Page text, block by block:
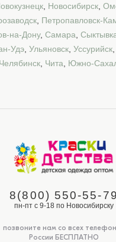
Новосибирск
Петропавловск-
на-Дону, Самара
Удэ Ульяновск Уссурийск
Челябинск Чита Южно-
8(800) 550-55-79
пн-пт с 9-18 по Новосибирску
позвоните нам со всех
России БЕСПЛАТНО